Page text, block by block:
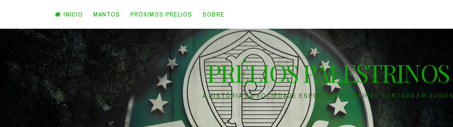
Skip
to
content
INÍCIO MANTOS PRÓXIMOS PRÉLIOS SOBRE
PRÉLIOS PALESTRINOS
A HISTÓRIA DA SOCIEDADE ESPORTIVA PALMEIRAS CONTADA EM JOGOS